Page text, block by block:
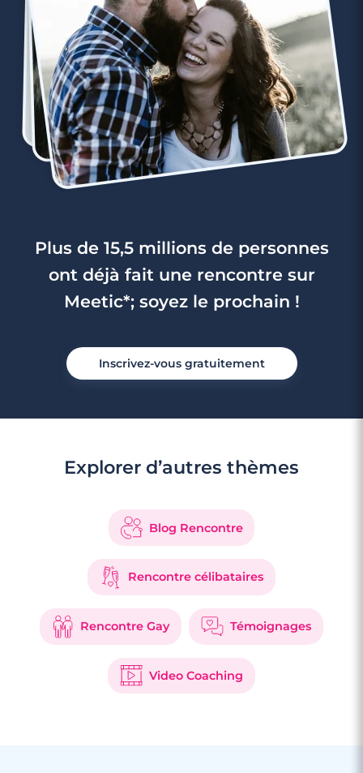
Plus de 15,5 millions de personnes
ont déjà fait une rencontre sur
Meetic*; soyez le prochain !
Inscrivez-vous gratuitement
Explorer d’autres thèmes
Blog Rencontre
Rencontre célibataires
Rencontre Gay Témoignages
Video Coaching